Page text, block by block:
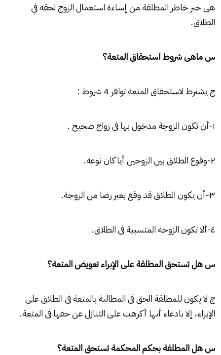
هى جبر خاطر المطلقة من إساءة استعمال الزوج لحقه في
الطلاق.
س ماهى شروط استحقاق المتعة؟
ج يشترط لاستحقاق المتعة توافر 4 شروط :
١-أن تكون الزوجة مدخول بها فى زواج صحيح .
٢-وقوع الطلاق بين الزوجين أيا كان نوعه.
٣-أن يكون الطلاق قد وقع بغير رضا من الزوجة.
٤-ألا تكون الزوجة المتسببة فى الطلاق.
س هل تستحق المطلقة على الإبراء تعويض المتعة؟
ج لا يكون للمطلقة الحق فى المطالبة بالمتعة فى الطلاق على
الإبراء، إلا بادعاء أنها أكرهت على التنازل عن حقها فى المتعة.
س هل المطلقة بحكم المحكمة تستحق المتعة؟